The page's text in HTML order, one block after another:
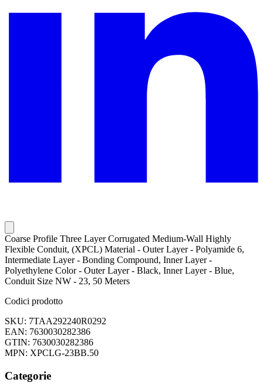
Coarse Profile Three Layer Corrugated Medium-Wall Highly
Flexible Conduit, (XPCL) Material - Outer Layer - Polyamide 6,
Intermediate Layer - Bonding Compound, Inner Layer -
Polyethylene Color - Outer Layer - Black, Inner Layer - Blue,
Conduit Size NW - 23, 50 Meters
Codici prodotto
SKU: 7TAA292240R0292
EAN: 7630030282386
GTIN: 7630030282386
MPN: XPCLG-23BB.50
Categorie